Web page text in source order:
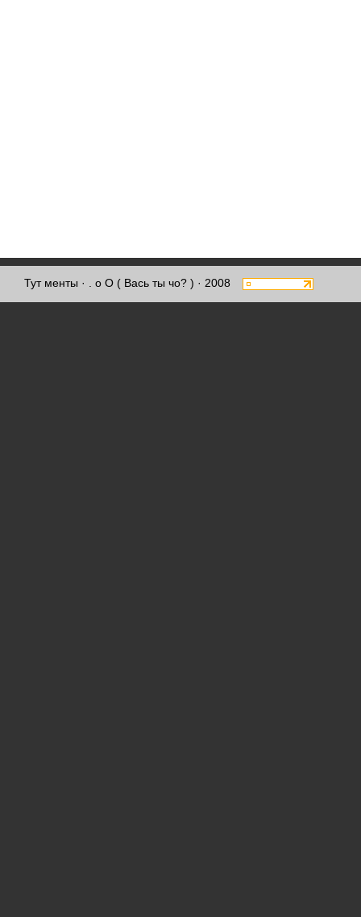
Тут менты · . о О ( Вась ты чо? ) · 2008